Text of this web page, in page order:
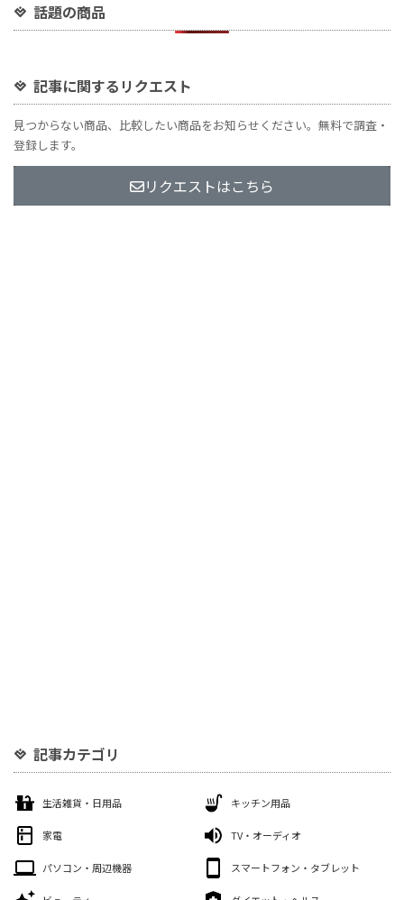
話題の商品
記事に関するリクエスト
見つからない商品、比較したい商品をお知らせください。無料で調査・
登録します。
リクエストはこちら
記事カテゴリ
生活雑貨・日用品 キッチン用品
家電 TV・オーディオ
パソコン・周辺機器 スマートフォン・タブレット